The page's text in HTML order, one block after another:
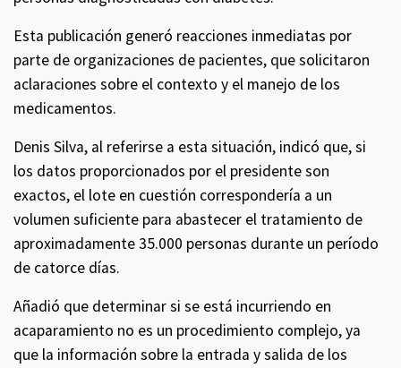
Esta publicación generó reacciones inmediatas por
parte de organizaciones de pacientes, que solicitaron
aclaraciones sobre el contexto y el manejo de los
medicamentos.
Denis Silva, al referirse a esta situación, indicó que, si
los datos proporcionados por el presidente son
exactos, el lote en cuestión correspondería a un
volumen suficiente para abastecer el tratamiento de
aproximadamente 35.000 personas durante un período
de catorce días.
Añadió que determinar si se está incurriendo en
acaparamiento no es un procedimiento complejo, ya
que la información sobre la entrada y salida de los